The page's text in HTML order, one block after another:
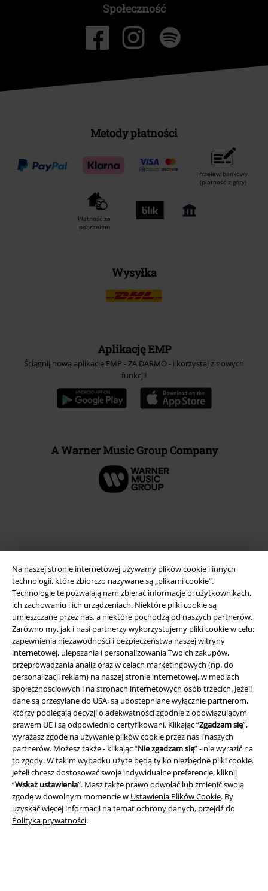
Na naszej stronie internetowej używamy plików cookie i innych
technologii, które zbiorczo nazywane są „plikami cookie”.
Technologie te pozwalają nam zbierać informacje o: użytkownikach,
ich zachowaniu i ich urządzeniach. Niektóre pliki cookie są
umieszczane przez nas, a niektóre pochodzą od naszych partnerów.
Zarówno my, jak i nasi partnerzy wykorzystujemy pliki cookie w celu:
zapewnienia niezawodności i bezpieczeństwa naszej witryny
internetowej, ulepszania i personalizowania Twoich zakupów,
przeprowadzania analiz oraz w celach marketingowych (np. do
personalizacji reklam) na naszej stronie internetowej, w mediach
społecznościowych i na stronach internetowych osób trzecich. Jeżeli
dane są przesyłane do USA, są udostępniane wyłącznie partnerom,
którzy podlegają decyzji o adekwatności zgodnie z obowiązującym
prawem UE i są odpowiednio certyfikowani. Klikając “Zgadzam się”,
wyrażasz zgodę na używanie plików cookie przez nas i naszych
partnerów. Możesz także - klikając “Nie zgadzam się” - nie wyrazić na
to zgody. W takim wypadku użyte będą tylko niezbędne pliki cookie.
Jeżeli chcesz dostosować swoje indywidualne preferencje, kliknij
“Wskaż ustawienia”. Masz także prawo odwołać lub zmienić swoją
zgodę w dowolnym momencie w Ustawienia Plików Cookie. By
uzyskać więcej informacji na temat ochrony danych, przejdź do
Polityka prywatności.
Społeczność
Metody płatności
Przelew bankowy
(płatność z góry)
Płatność za
pobraniem
Wysyłka
Aplikację EMP
Ściągnij nową aplikację EMP - ZA DARMO - i korzystaj z nowych
funkcji!
A Warner Music Group Company
Informacje prawne
Regulamin
Dane firmy
Polityka prywatności
Unieszkodliwianie odpadów i ochrona środowiska
Deklaracja Zgodności
Informacje dotyczące dostępności
Ustawienia Plików Cookie